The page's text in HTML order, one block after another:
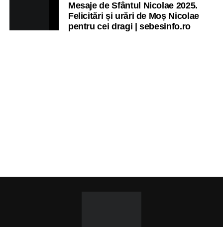
Mesaje de Sfântul Nicolae 2025.
Felicitări și urări de Moș Nicolae
pentru cei dragi | sebesinfo.ro